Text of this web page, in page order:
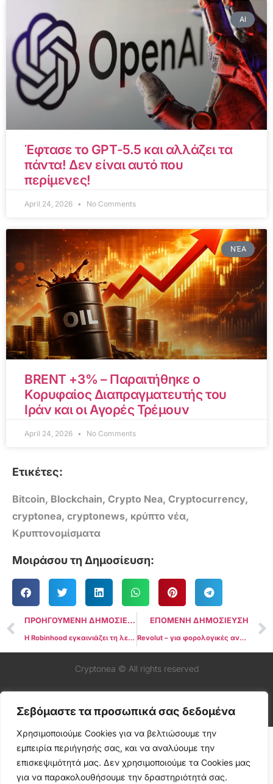
Σεβόμαστε τα προσωπικά σας δεδομένα
Χρησιμοποιούμε Cookies για να βελτιώσουμε την
εμπειρία περιήγησής σας, και να αναλύουμε την
επισκεψιμότητά μας. Δεν χρησιμοποιούμε τα Cookies μας
για να παρακολουθήσουμε την δραστηριότητά σας.
AI
Έφτασε το GPT-5.5 και αλλάζει τα
πάντα! Δεν είναι αυτό που
περίμενες!
April 24, 2026 No Comments
ΝΈΑ
BRENT +3% – Παραιτήθηκε ο
Κορυφαίος Διαπραγματευτής του
Ιράν και οι Αγορές Τρέμουν
April 24, 2026 No Comments
Ετικέτες:
Bitcoin, Blockchain, Crypto Nea, Cryptocurrency,
cryptonea, cryptonews, κρύπτο νέα,
Κρυπτονομίσματα
Μοιράσου τη Δημοσίευση:
ΠΡΟΗΓΟΥΜΕΝΗ ΔΗΜΟΣΙΕΥΣΗ
Η Robinhood εγκαινιάζει τη λειτουργία fiat-to-crypto για self-custody wallets και DApps
ΕΠΟΜΕΝΗ ΔΗΜΟΣΙΕΥΣΗ
Revolut – για φορολογικές αναφορές κρυπτονομισμάτων
Cryptonea © All rights reserved